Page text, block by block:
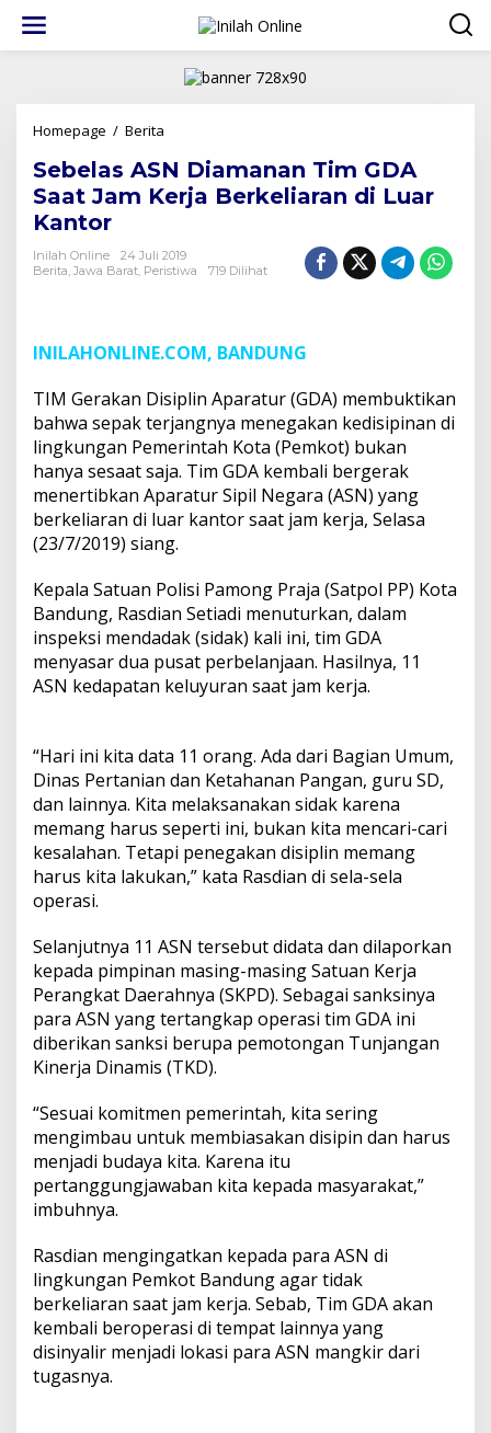
konten
Homepage / Berita
Diamanan
Tim
GDA
Jam
Kerja
Kantor
Sebelas ASN Diamanan Tim GDA
Saat Jam Kerja Berkeliaran di Luar
Kantor
Inilah Online
24 Juli 2019
Berita, Jawa Barat, Peristiwa 719 Dilihat
INILAHONLINE.COM, BANDUNG
TIM Gerakan Disiplin Aparatur (GDA) membuktikan
bahwa sepak terjangnya menegakan kedisipinan di
lingkungan Pemerintah Kota (Pemkot) bukan
hanya sesaat saja. Tim GDA kembali bergerak
menertibkan Aparatur Sipil Negara (ASN) yang
berkeliaran di luar kantor saat jam kerja, Selasa
(23/7/2019) siang.
Kepala Satuan Polisi Pamong Praja (Satpol PP) Kota
Bandung, Rasdian Setiadi menuturkan, dalam
inspeksi mendadak (sidak) kali ini, tim GDA
menyasar dua pusat perbelanjaan. Hasilnya, 11
ASN kedapatan keluyuran saat jam kerja.
“Hari ini kita data 11 orang. Ada dari Bagian Umum,
Dinas Pertanian dan Ketahanan Pangan, guru SD,
dan lainnya. Kita melaksanakan sidak karena
memang harus seperti ini, bukan kita mencari-cari
kesalahan. Tetapi penegakan disiplin memang
harus kita lakukan,” kata Rasdian di sela-sela
operasi.
Selanjutnya 11 ASN tersebut didata dan dilaporkan
kepada pimpinan masing-masing Satuan Kerja
Perangkat Daerahnya (SKPD). Sebagai sanksinya
para ASN yang tertangkap operasi tim GDA ini
diberikan sanksi berupa pemotongan Tunjangan
Kinerja Dinamis (TKD).
“Sesuai komitmen pemerintah, kita sering
mengimbau untuk membiasakan disipin dan harus
menjadi budaya kita. Karena itu
pertanggungjawaban kita kepada masyarakat,”
imbuhnya.
Rasdian mengingatkan kepada para ASN di
lingkungan Pemkot Bandung agar tidak
berkeliaran saat jam kerja. Sebab, Tim GDA akan
kembali beroperasi di tempat lainnya yang
disinyalir menjadi lokasi para ASN mangkir dari
tugasnya.